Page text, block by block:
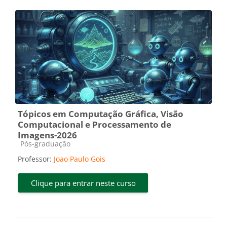
Tópicos em Computação Gráfica, Visão
Computacional e Processamento de
Imagens-2026
Categoria do curso
Pós-graduação
Professor: Joao Paulo Gois
Clique para entrar neste curso